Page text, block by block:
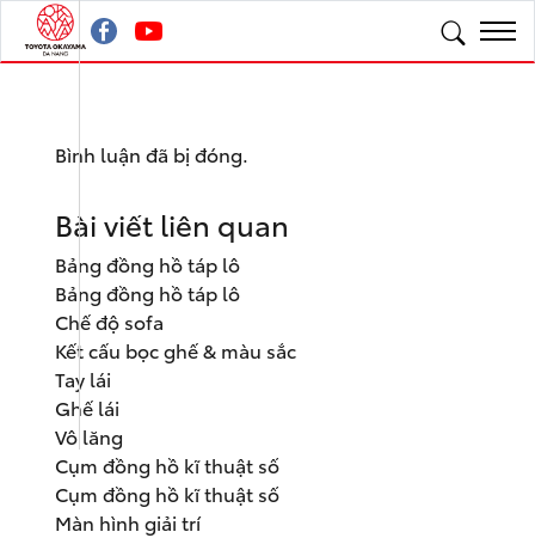
Bình luận đã bị đóng.
Bài viết liên quan
Bảng đồng hồ táp lô
Bảng đồng hồ táp lô
Chế độ sofa
Kết cấu bọc ghế & màu sắc
Tay lái
Ghế lái
Vô lăng
Cụm đồng hồ kĩ thuật số
Cụm đồng hồ kĩ thuật số
Màn hình giải trí